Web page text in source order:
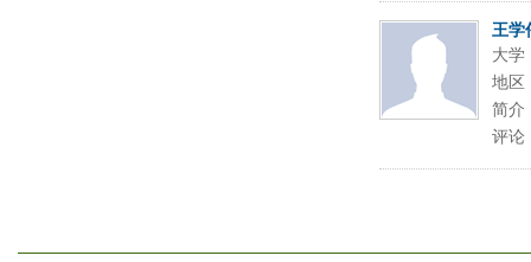
王学
大学
地区
简介
评论